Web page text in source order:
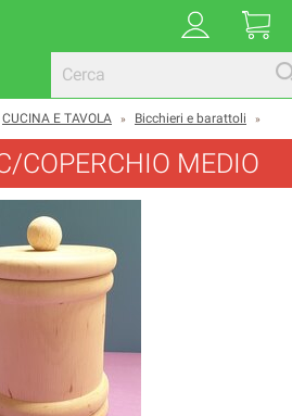
CUCINA E TAVOLA » Bicchieri e barattoli »
COPERCHIO MEDIO